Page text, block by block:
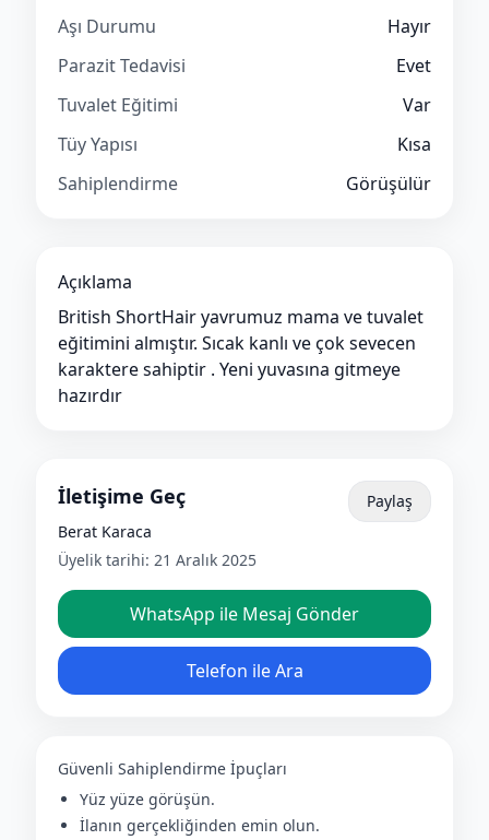
Aşı Durumu
Hayır
Parazit Tedavisi
Evet
Tuvalet Eğitimi
Var
Tüy Yapısı
Kısa
Sahiplendirme
Görüşülür
Açıklama
British ShortHair yavrumuz mama ve tuvalet
eğitimini almıştır. Sıcak kanlı ve çok sevecen
karaktere sahiptir . Yeni yuvasına gitmeye
hazırdır
İletişime Geç
Berat Karaca
Üyelik tarihi: 21 Aralık 2025
Paylaş
WhatsApp ile Mesaj Gönder
Telefon ile Ara
Güvenli Sahiplendirme İpuçları
Yüz yüze görüşün.
İlanın gerçekliğinden emin olun.